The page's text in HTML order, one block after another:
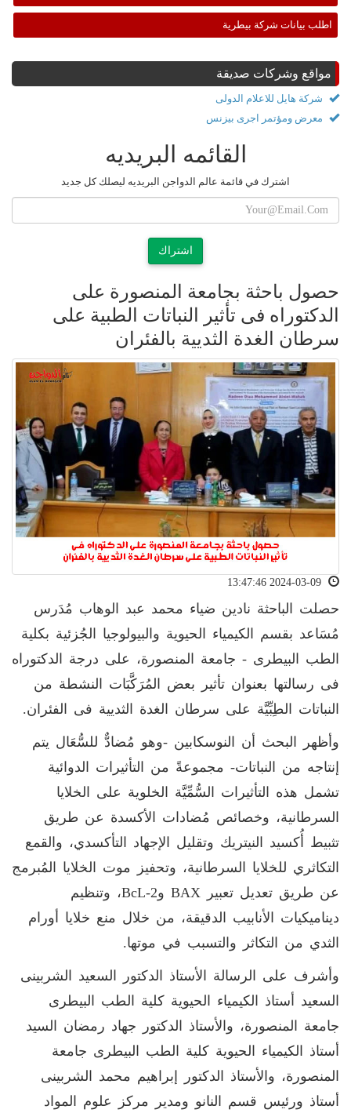
اطلب بيانات شركة بيطرية
مواقع وشركات صديقة
شركة هايل للاعلام الدولى
معرض ومؤتمر اجرى بيزنس
القائمه البريديه
اشترك في قائمة عالم الدواجن البريديه ليصلك كل جديد
اشتراك
حصول باحثة بجامعة المنصورة على
الدكتوراه فى تأثير النباتات الطبية على
سرطان الغدة الثديية بالفئران
حصلت الباحثة نادين ضياء محمد عبد الوهاب مُدَرس
مُسَاعد بقسم الكيمياء الحيوية والبيولوجيا الجُزئية بكلية
الطب البيطرى - جامعة المنصورة، على درجة الدكتوراه
فى رسالتها بعنوان تأثير بعض المُرَكَّبَات النشطة من
النباتات الطِبِّيَّة على سرطان الغدة الثديية فى الفئران.
وأظهر البحث أن النوسكابين -وهو مُضادٌّ للسُّعَال يتم
إنتاجه من النباتات- مجموعةً من التأثيرات الدوائية
تشمل هذه التأثيرات السُّمِّيَّة الخلوية على الخلايا
السرطانية، وخصائص مُضادات الأكسدة عن طريق
تثبيط أُكسيد النيتريك وتقليل الإجهاد التأكسدي، والقمع
التكاثري للخلايا السرطانية، وتحفيز موت الخلايا المُبرمج
عن طريق تعديل تعبير BAX وBcL-2، وتنظيم
ديناميكيات الأنابيب الدقيقة، من خلال منع خلايا أورام
الثدي من التكاثر والتسبب في موتها.
وأشرف على الرسالة الأستاذ الدكتور السعيد الشربينى
السعيد أستاذ الكيمياء الحيوية كلية الطب البيطرى
جامعة المنصورة، والأستاذ الدكتور جهاد رمضان السيد
أستاذ الكيمياء الحيوية كلية الطب البيطرى جامعة
المنصورة، والأستاذ الدكتور إبراهيم محمد الشربينى
أستاذ ورئيس قسم النانو ومدير مركز علوم المواد